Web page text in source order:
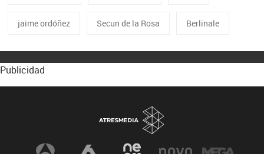
jaime ordóñez Secun de la Rosa Berlinale
Publicidad